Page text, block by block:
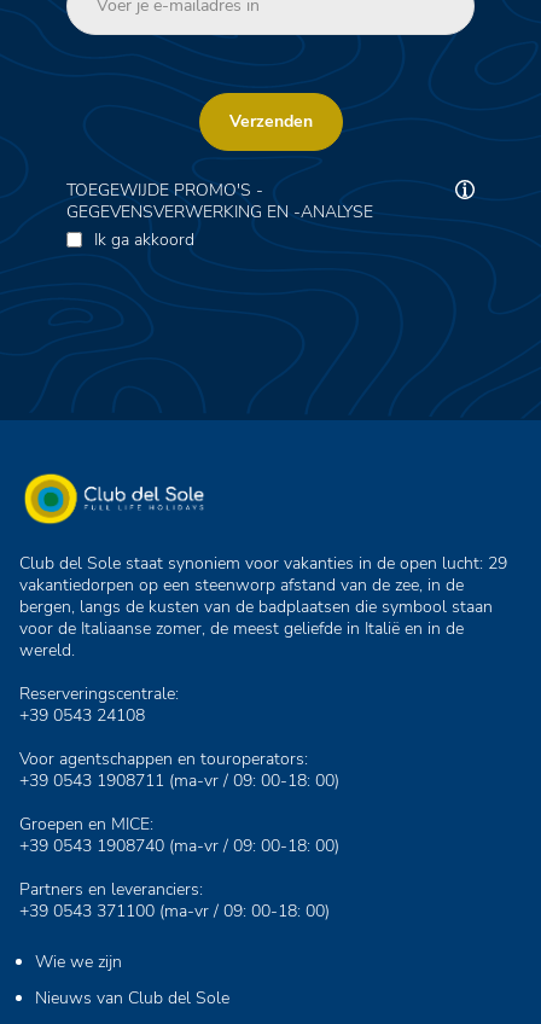
Verzenden
TOEGEWIJDE PROMO'S -
GEGEVENSVERWERKING EN -ANALYSE
Ik ga akkoord
Club del Sole staat synoniem voor vakanties in de open lucht: 29
vakantiedorpen op een steenworp afstand van de zee, in de
bergen, langs de kusten van de badplaatsen die symbool staan
voor de Italiaanse zomer, de meest geliefde in Italië en in de
wereld.
Reserveringscentrale:
+39 0543 24108
Voor agentschappen en touroperators:
+39 0543 1908711 (ma-vr / 09: 00-18: 00)
Groepen en MICE:
+39 0543 1908740 (ma-vr / 09: 00-18: 00)
Partners en leveranciers:
+39 0543 371100 (ma-vr / 09: 00-18: 00)
Wie we zijn
Nieuws van Club del Sole